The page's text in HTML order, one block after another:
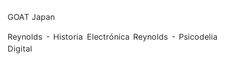
GOAT Japan
Reynolds - Historia Electrónica Reynolds - Psicodelia
Digital